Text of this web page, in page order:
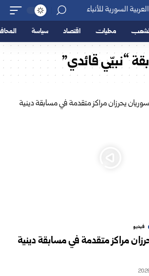
محليات اقتصاد سياسة
“نبيّي قائدي”
فيديو
مراكز متقدمة في مسابقة دينية